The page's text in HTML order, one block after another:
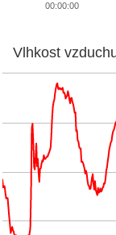
00:00:00
Vlhkost